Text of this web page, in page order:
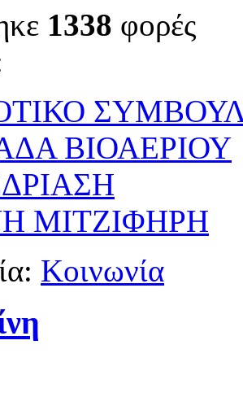
1338 φορές
ΒΙΟΑΕΡΙΟΥ
ΜΙΤΖΙΦΗΡΗ
Κοινωνία